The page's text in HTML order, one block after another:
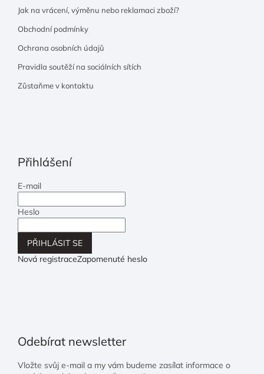
Jak na vrácení, výměnu nebo reklamaci zboží?
Obchodní podmínky
Ochrana osobních údajů
Pravidla soutěží na sociálních sítích
Zůstaňme v kontaktu
Přihlášení
E-mail
Heslo
PŘIHLÁSIT SE
Nová registraceZapomenuté heslo
Odebírat newsletter
Vložte svůj e-mail a my vám budeme zasílat informace o